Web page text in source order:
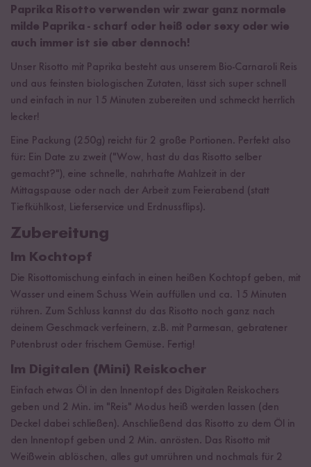
Paprika Risotto verwenden wir zwar ganz normale
milde Paprika - scharf oder heiß oder sexy oder wie
auch immer ist sie aber dennoch!
Unser Risotto mit Paprika besteht aus unserem Bio-Carnaroli Reis
und aus feinsten biologischen Zutaten, lässt sich super schnell
und einfach in nur 15 Minuten zubereiten und schmeckt herrlich
lecker!
Eine Packung (250g) reicht für 2 große Portionen. Perfekt also
für: Ein Date zu zweit ("Wow, hast du das Risotto selber
gemacht?"), eine schnelle, nahrhafte Mahlzeit in der
Mittagspause oder nach der Arbeit zum Feierabend (statt
Tiefkühlkost, Lieferservice und Erdnussflips).
Zubereitung
Im Kochtopf
Die Risottomischung einfach in einen heißen Kochtopf geben, mit
Wasser und einem Schuss Wein auffüllen und ca. 15 Minuten
rühren. Zum Schluss kannst du das Risotto noch ganz nach
deinem Geschmack verfeinern, z.B. mit Parmesan, gebratener
Putenbrust oder frischem Gemüse. Fertig!
Im Digitalen (Mini) Reiskocher
Einfach etwas Öl in den Innentopf des Digitalen Reiskochers
geben und 2 Min. im "Reis" Modus heiß werden lassen (den
Deckel dabei schließen). Anschließend das Risotto zu dem Öl in
den Innentopf geben und 2 Min. anrösten. Das Risotto mit
Weißwein ablöschen, alles gut umrühren und nochmals für 2